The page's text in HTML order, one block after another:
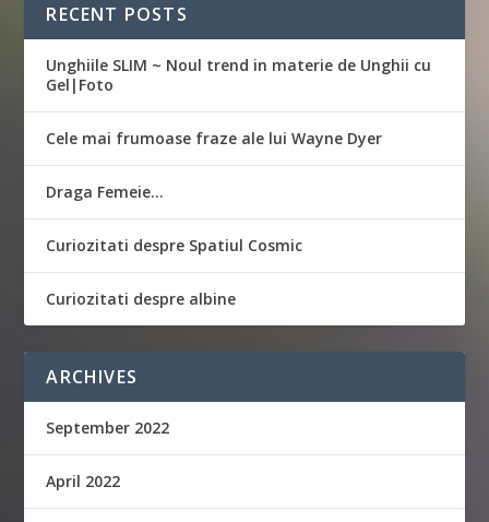
RECENT POSTS
Unghiile SLIM ~ Noul trend in materie de Unghii cu
Gel|Foto
Cele mai frumoase fraze ale lui Wayne Dyer
Draga Femeie…
Curiozitati despre Spatiul Cosmic
Curiozitati despre albine
ARCHIVES
September 2022
April 2022